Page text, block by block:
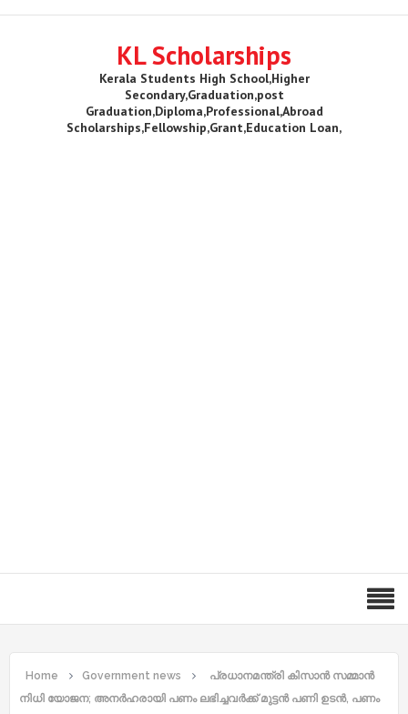
KL Scholarships
Kerala Students High School,Higher
Secondary,Graduation,post
Graduation,Diploma,Professional,Abroad
Scholarships,Fellowship,Grant,Education Loan,
Home Government news
പ്രധാനമന്ത്രി കിസാന്‍ സമ്മാന്‍
നിധി യോജന; അനര്‍ഹരായി പണം ലഭിച്ചവര്‍ക്ക് മുട്ടന്‍ പണി ഉടന്‍, പണം